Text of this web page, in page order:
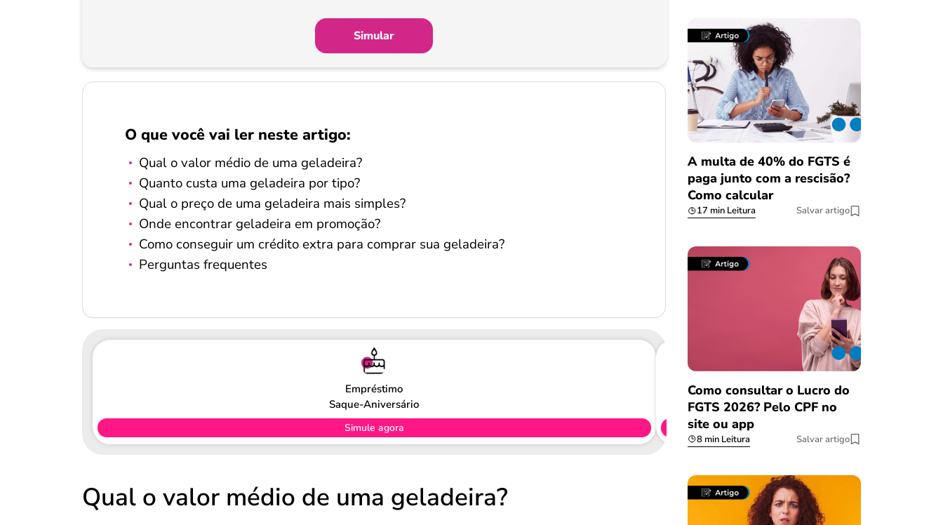
Simular
O que você vai ler neste artigo:
Qual o valor médio de uma geladeira?
Quanto custa uma geladeira por tipo?
Qual o preço de uma geladeira mais simples?
Onde encontrar geladeira em promoção?
Como conseguir um crédito extra para comprar sua geladeira?
Perguntas frequentes
Empréstimo
Saque-Aniversário
Simule agora
Qual o valor médio de uma geladeira?
A multa de 40% do FGTS é
paga junto com a rescisão?
Como calcular
17 min Leitura Salvar artigo
Como consultar o Lucro do
FGTS 2026? Pelo CPF no
site ou app
8 min Leitura Salvar artigo